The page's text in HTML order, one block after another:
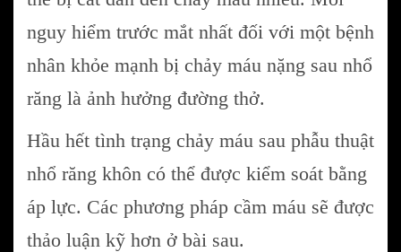
nguy hiểm trước mắt nhất đối với một bệnh
nhân khỏe mạnh bị chảy máu nặng sau nhổ
răng là ảnh hưởng đường thở.
Hầu hết tình trạng chảy máu sau phẫu thuật
nhổ răng khôn có thể được kiểm soát bằng
áp lực. Các phương pháp cầm máu sẽ được
thảo luận kỹ hơn ở bài sau.